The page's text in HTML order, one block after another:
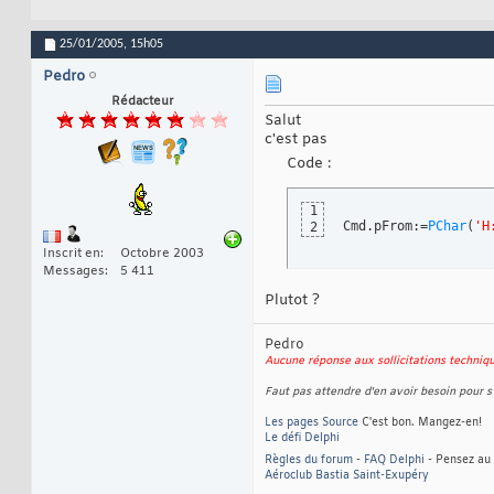
25/01/2005, 15h05
Pedro
Rédacteur
Inscrit en
Octobre 2003
Messages
5 411
Salut
c'est pas
Code :
1
2
Cmd.pFrom:=PChar(
Plutot ?
Pedro
Aucune réponse aux sollicitations
Faut pas attendre d'en avoir besoin pour
Les pages Source C'est bon. Mangez-en!
Le défi Delphi
Règles du forum - FAQ Delphi - Pensez
Aéroclub Bastia Saint-Exupéry